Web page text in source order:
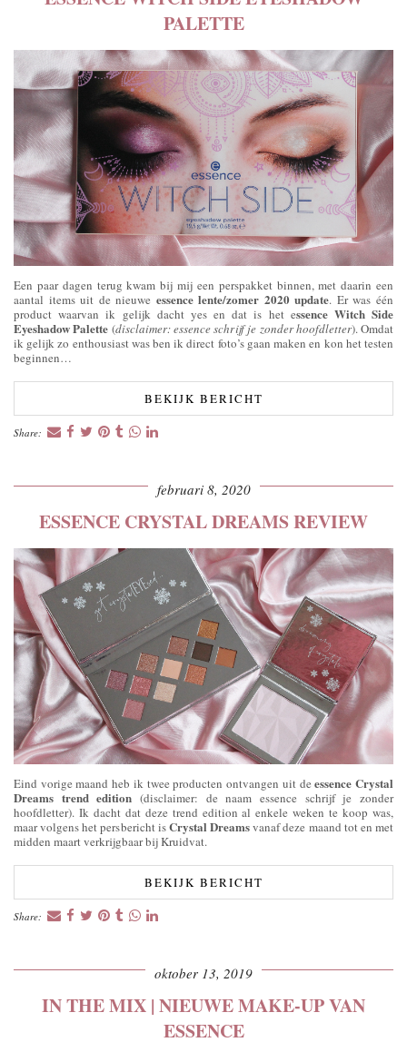
PALETTE
Een paar dagen terug kwam bij mij een perspakket binnen, met daarin een
aantal items uit de nieuwe essence lente/zomer 2020 update. Er was één
product waarvan ik gelijk dacht yes en dat is het essence Witch Side
Eyeshadow Palette (disclaimer: essence schrijf je zonder hoofdletter). Omdat
ik gelijk zo enthousiast was ben ik direct foto’s gaan maken en kon het testen
beginnen…
BEKIJK BERICHT
Share:
februari 8, 2020
ESSENCE CRYSTAL DREAMS REVIEW
Eind vorige maand heb ik twee producten ontvangen uit deessence Crystal
Dreams trend edition (disclaimer: de naam essence schrijf je zonder
hoofdletter). Ik dacht dat deze trend edition al enkele weken te koop was,
maar volgens het persbericht isCrystal Dreamsvanaf deze maand tot en met
midden maart verkrijgbaar bij Kruidvat.
BEKIJK BERICHT
Share:
oktober 13, 2019
IN THE MIX | NIEUWE MAKE-UP VAN
ESSENCE